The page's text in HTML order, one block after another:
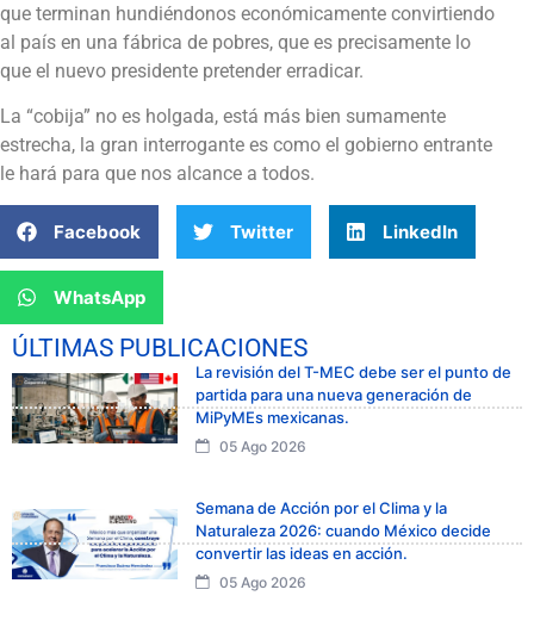
que terminan hundiéndonos económicamente convirtiendo
al país en una fábrica de pobres, que es precisamente lo
que el nuevo presidente pretender erradicar.
La “cobija” no es holgada, está más bien sumamente
estrecha, la gran interrogante es como el gobierno entrante
le hará para que nos alcance a todos.
Facebook Twitter LinkedIn
WhatsApp
ÚLTIMAS PUBLICACIONES
La revisión del T-MEC debe ser el punto de
partida para una nueva generación de
MiPyMEs mexicanas.
05 Ago 2026
Semana de Acción por el Clima y la
Naturaleza 2026: cuando México decide
convertir las ideas en acción.
05 Ago 2026